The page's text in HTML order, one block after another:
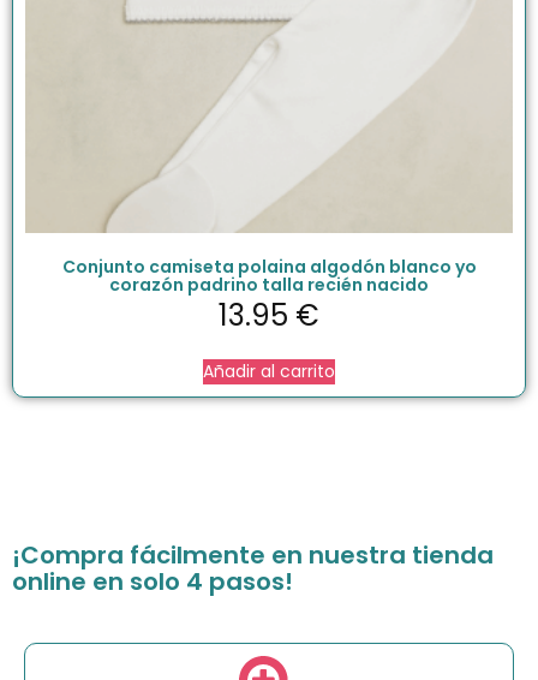
Conjunto camiseta polaina algodón blanco yo
corazón padrino talla recién nacido
13.95 €
Añadir al carrito
¡Compra fácilmente en nuestra tienda
online en solo 4 pasos!